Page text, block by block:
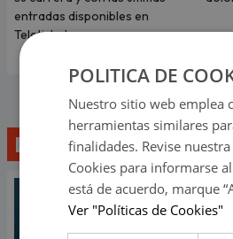
entradas disponibles en
Teleticket.
Lo último
POLITICA DE
Nuestro sitio web emplea
herramientas similares
finalidades. Revise
Cookies para informarse
está de acuerdo, marque
Ver "Políticas de Cookies"